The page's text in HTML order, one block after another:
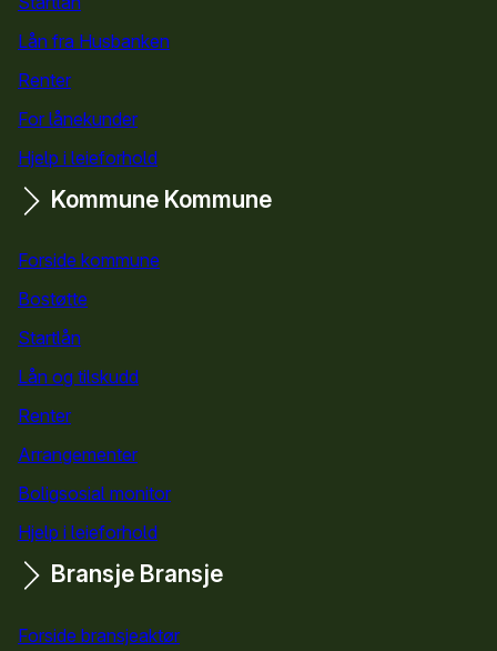
Lån fra Husbanken
Renter
For lånekunder
Hjelp i leieforhold
Kommune Kommune
Forside kommune
Bostøtte
Startlån
Lån og tilskudd
Renter
Arrangementer
Boligsosial monitor
Hjelp i leieforhold
Bransje Bransje
Forside bransjeaktør